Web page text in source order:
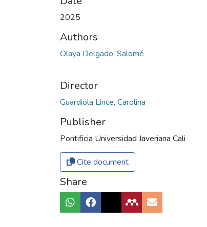
2025
Authors
Olaya Delgado, Salomé
Director
Guardiola Lince, Carolina
Publisher
Pontificia Universidad Javeriana Cali
Cite document
Share